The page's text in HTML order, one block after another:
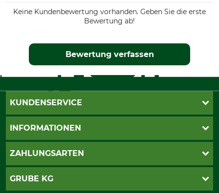
Keine Kundenbewertung vorhanden. Geben Sie die erste
Bewertung ab!
Bewertung verfassen
KUNDENSERVICE
Live-Shopping
Seilwindenprüfung
INFORMATIONEN
AGB
ZAHLUNGSARTEN
PayPal
GRUBE KG